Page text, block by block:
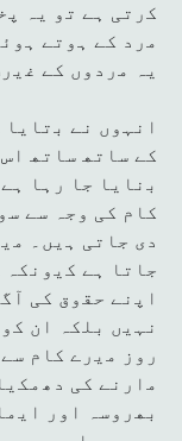
ﮐرﺗﯽ ﮨﮯ ﺗو یہ
ﻣرد ﮐﮯ ﮨوﺗﮯ
یہ ﻣردوں ﮐﮯ
اﻧﮩوں ﻧﮯ
ﮐﮯ ﺳﺎﺗﮭ ﺳﺎﺗﮭ
ﺑﻧﺎﯾﺎ ﺟﺎ رﮨﺎ
ﮐﺎم ﮐﯽ وجہ ﺳﮯ
دی ﺟﺎﺗﯽ ﮨیں۔
ﺟﺎﺗﺎ ﮨﮯ
اﭘﻧﮯ ﺣﻘوق ﮐﯽ
ﻧﮩﯾں ﺑﻠکہ ان
روز ﻣﯾرے ﮐﺎم
ﻣارﻧﮯ ﮐﯽ
ﺑﮭروسہ اور